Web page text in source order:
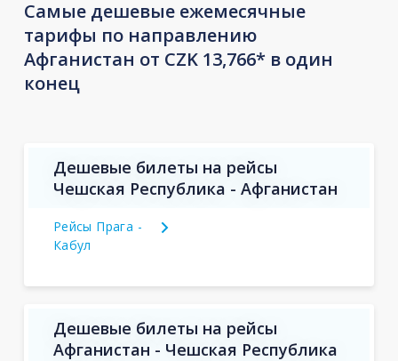
Самые дешевые ежемесячные
тарифы по направлению
Афганистан от CZK 13,766* в один
конец
Дешевые билеты на рейсы
Чешская Республика - Афганистан
Рейсы Прага -
Кабул
Дешевые билеты на рейсы
Афганистан - Чешская Республика